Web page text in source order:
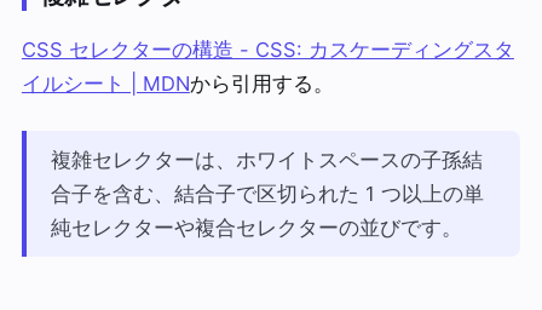
CSS セレクターの構造 - CSS: カスケーディングスタ
イルシート | MDNから引用する。
複雑セレクターは、ホワイトスペースの子孫結
合子を含む、結合子で区切られた 1 つ以上の単
純セレクターや複合セレクターの並びです。